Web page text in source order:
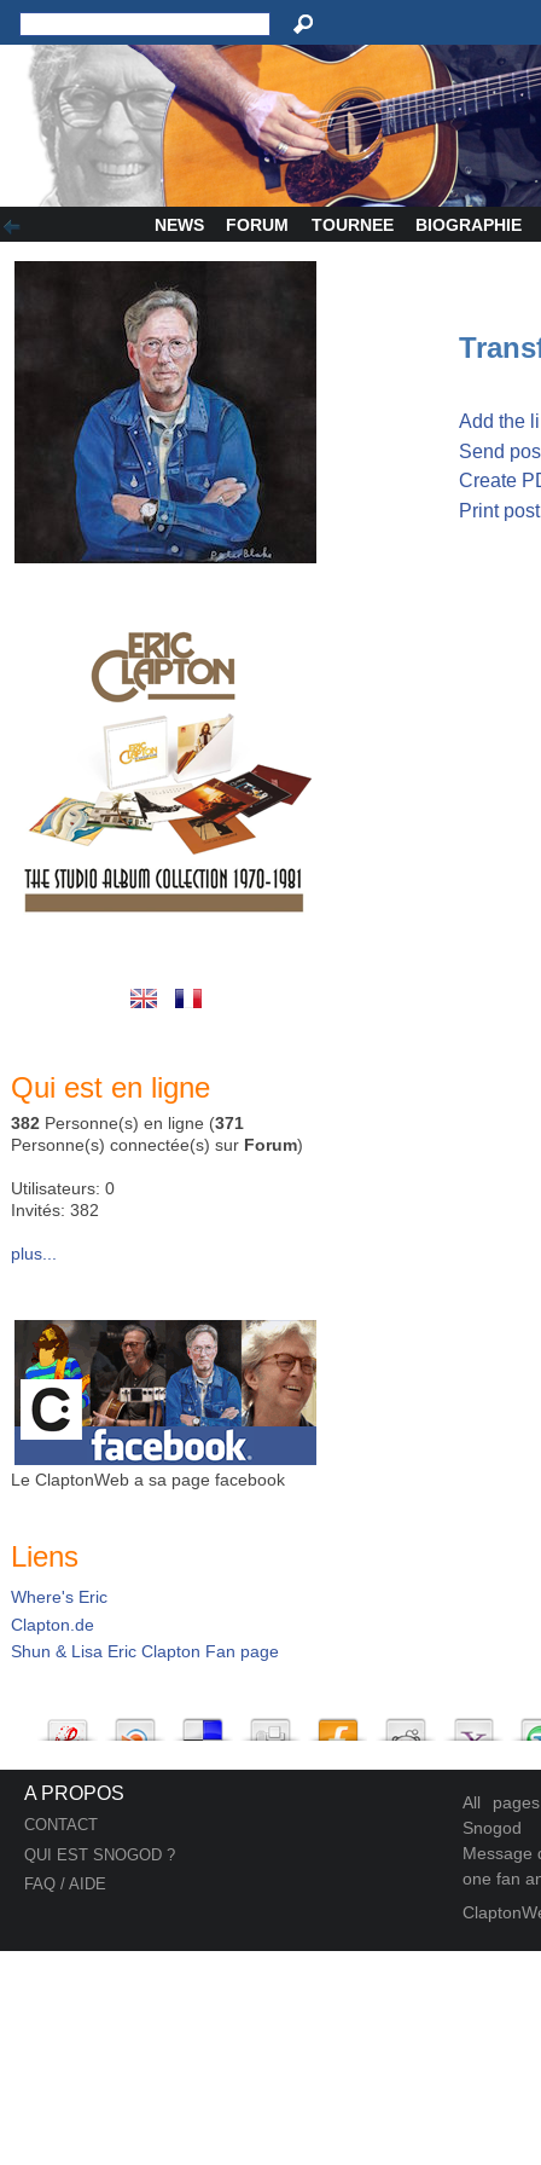
NEWS FORUM TOURNEE BIOGRAPHIE
Qui est en ligne
382 Personne(s) en ligne (371
Personne(s) connectée(s) sur Forum)
Utilisateurs: 0
Invités: 382
plus...
Le ClaptonWeb a sa page facebook
Liens
Where's Eric
Clapton.de
Shun & Lisa Eric Clapton Fan page
Add the
Send
Create
Print post
A PROPOS
CONTACT
QUI EST SNOGOD ?
FAQ / AIDE
All
Snogod
Message
one fan